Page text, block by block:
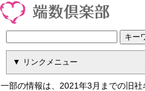
一部の情報は、2021年3月までの旧